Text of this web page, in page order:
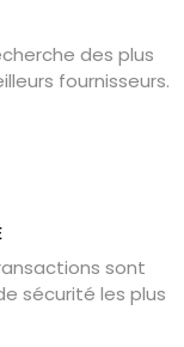
des plus
fournisseurs.
sont
sécurité les plus